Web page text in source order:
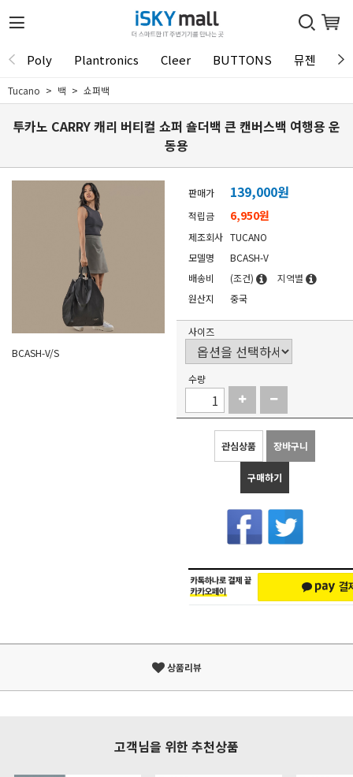
Poly Plantronics Cleer BUTTONS 뮤젠
Tucano 백 쇼퍼백
투카노 CARRY 캐리 버티컬 쇼퍼 숄더백 큰 캔버스백 여행용 운
동용
BCASH-V/S
판매가 139,000원
적립금 6,950원
제조회사 TUCANO
모델명
BCASH-V
배송비
(조건)
지역별
원산지
중국
사이즈
수량
관심상품 장바구니
구매하기
상품리뷰
고객님을 위한 추천상품